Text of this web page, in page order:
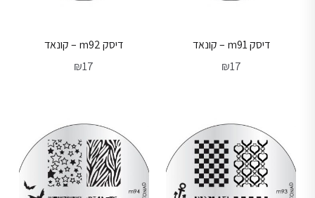
דיסק m91 – קונאד
₪17
דיסק m92 – קונאד
₪17